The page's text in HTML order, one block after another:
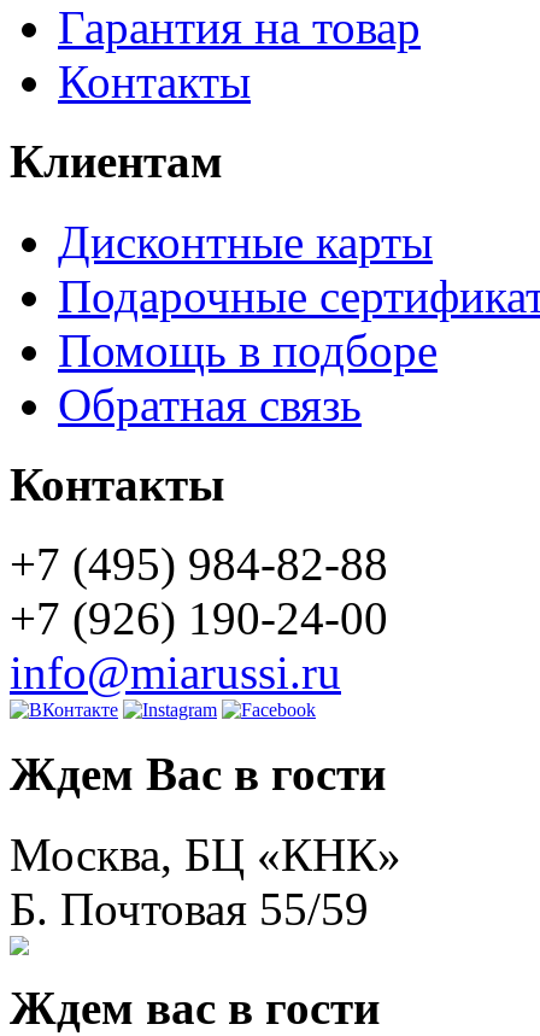
Гарантия на товар
Контакты
Клиентам
Дисконтные карты
Подарочные
Помощь в подборе
Обратная связь
Контакты
+7 (495) 984-82-88
+7 (926) 190-24-00
info@miarussi.ru
Ждем Вас в гости
Москва, БЦ «КНК»
Б. Почтовая 55/59
Ждем вас в гости